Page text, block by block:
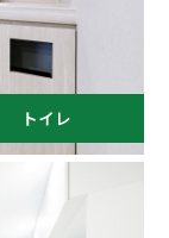
トイレ